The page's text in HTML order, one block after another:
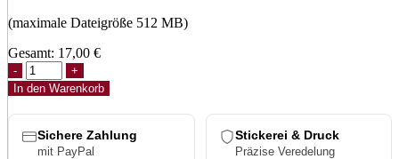
(maximale Dateigröße 512 MB)
Gesamt: 17,00 €
YP
Classics®
Kryptek®
Retro
Trucker
Cap
In den Warenkorb
Sichere Zahlung
mit PayPal
Stickerei & Druck
Präzise Veredelung